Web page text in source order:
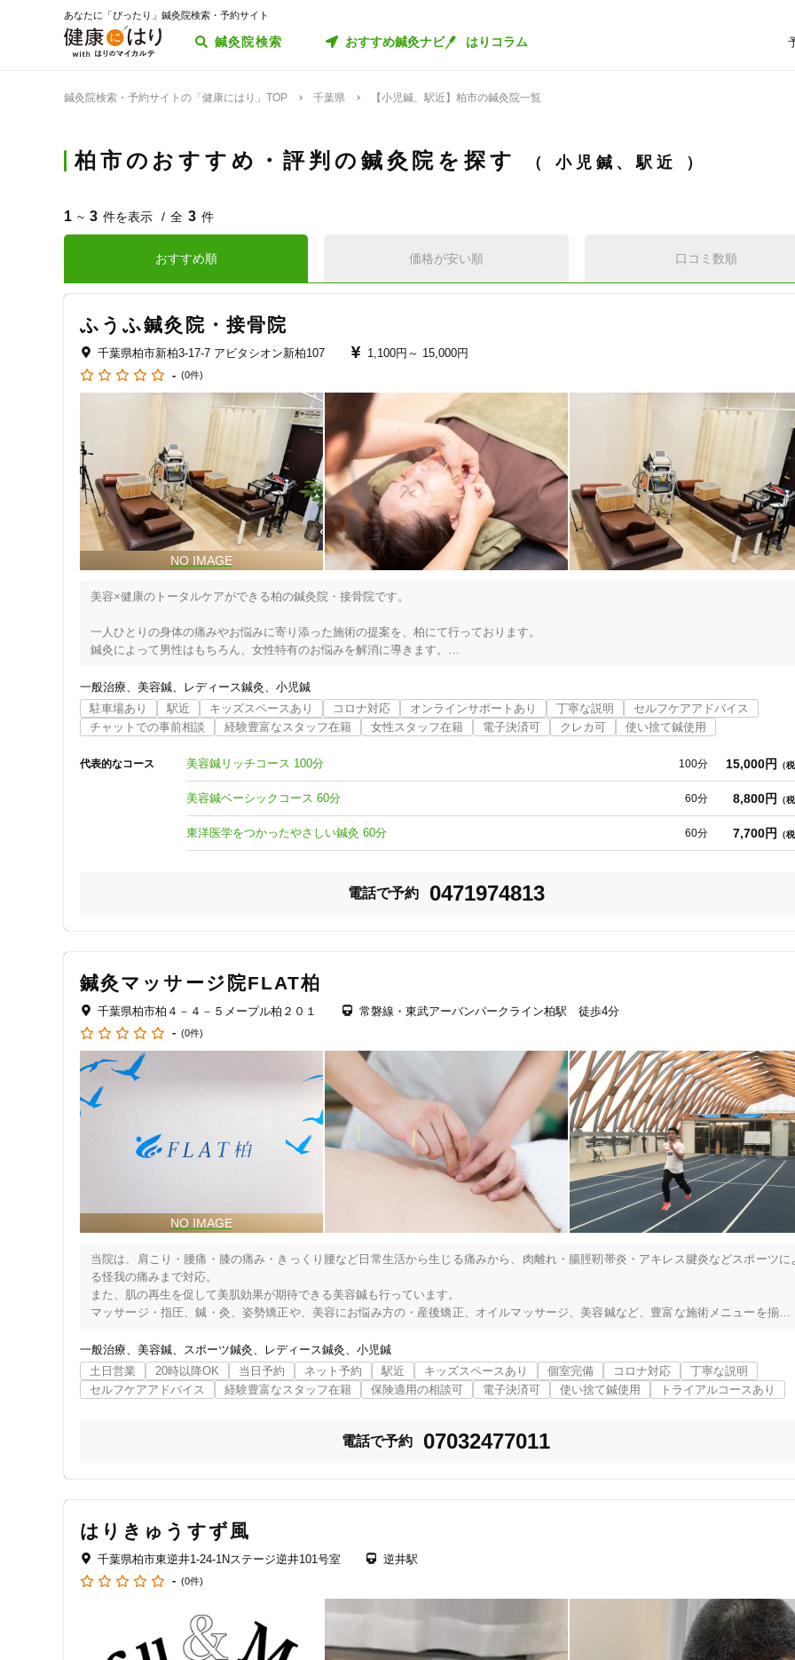
あなたに「ぴったり」鍼灸院検索・予約サイト
鍼灸院検索 おすすめ鍼灸ナビ はりコラム
鍼灸院検索・予約サイトの「健康にはり」TOP 千葉県 【小児鍼、駅近】柏市の鍼灸院一覧
柏市のおすすめ・評判の鍼灸院を探す 小児鍼、駅近
一般治療 レディー
1 ~ 3 件を表示 全 3 件
おすすめ順 価格が安い順 口コミ数順
ふうふ鍼灸院・接骨院
千葉県柏市新柏3-17-7 アビタシオン新柏107 1,100円～ 15,000円
- (0件)
美容×健康のトータルケアができる柏の鍼灸院・接骨院です。
一人ひとりの身体の痛みやお悩みに寄り添った施術の提案を、柏にて行っております。
鍼灸によって男性はもちろん、女性特有のお悩みを解消に導きます。
鍼灸のほか、電気や手技などを使用して、肩こり・頭痛・ぎっくり腰などをケアいたします。
キッズスペースや授乳スペースを用意しているため、お子様と一緒のご利用も歓迎しております。
肩こり・腰痛などの痛みを軽減させる施術のほか、美容鍼を中心に美容特化したメニューも用意しています。
たるみ・ほうれい線・しわなど、顔まわりで気になる点を丁寧に鍼灸などでケアいたします。
リフトアップにもつながるため、輝きにあふれた若々しい印象作りもお手伝いしております。
カウンセリングに力を入れており、身体の状態に応じたケアを提案いたします。
一般治療 美容鍼 レディース鍼灸
小児鍼
駐車場あり
駅近 キッズスペースあり コロナ対応 オンラインサポートあり 丁寧な説明
セルフケアアドバイス
チャットでの事前相談
経験豊富なスタッフ在籍 女性スタッフ在籍 電子決済可 クレカ可 使い捨て鍼使用
代表的なコース 美容鍼リッチコース 100分 100分 15,000円 （
美容鍼ベーシックコース 60分 60分 8,800円 （
東洋医学をつかったやさしい鍼灸 60分 60分 7,700円 （
電話で予約 0471974813
鍼灸マッサージ院FLAT柏
千葉県柏市柏４－４－５メープル柏２０１
常磐線・東武アーバンパークライン柏駅 徒歩4分
- (0件)
当院は、肩こり・腰痛・膝の痛み・きっくり腰など日常生活から生じる痛みから、肉離れ・腸脛靭帯炎・アキレス腱炎などスポーツに
る怪我の痛みまで対応。
また、肌の再生を促して美肌効果が期待できる美容鍼も行っています。
マッサージ・指圧、鍼・灸、姿勢矯正や、美容にお悩み方の・産後矯正、オイルマッサージ、美容鍼など、豊富な施術メニューを揃えて
院長は、大学のスポーツ医科学科を卒業し、鍼灸とあん摩マッサージの国家資格を取得。
学生時代に陸上競技に打ち込んだ経験と、トレーナーとして選手をサポートしていた経験があるため、スポーツ医学に関して確かな知識
と技術があります。
完全予約制の完全個室ですので、基本的に待ち時間は少なく、プライベートも守られます。
リラックスした雰囲気で、1対1で真摯に患者様のお悩みに向き合いますので、他院では話せないことも、遠慮なくご相談ください。
また、小さなお子様連れの方も、他の患者様に気兼ねなく、お気軽にご来院できます。
一般治療 美容鍼 スポーツ鍼灸 レディース鍼灸
小児鍼
土日営業
20時以降OK 当日予約 ネット予約 駅近 キッズスペースあり 個室完備 コロナ対応
丁寧な説明
セルフケアアドバイス
経験豊富なスタッフ在籍 保険適用の相談可 電子決済可 使い捨て鍼使用 トライアルコースあり
電話で予約 07032477011
はりきゅうすず風
千葉県柏市東逆井1-24-1Nステージ逆井101号室
逆井駅
- (0件)